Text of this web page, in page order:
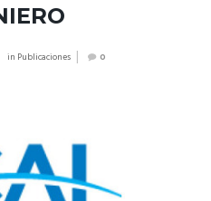
in Publicaciones 0